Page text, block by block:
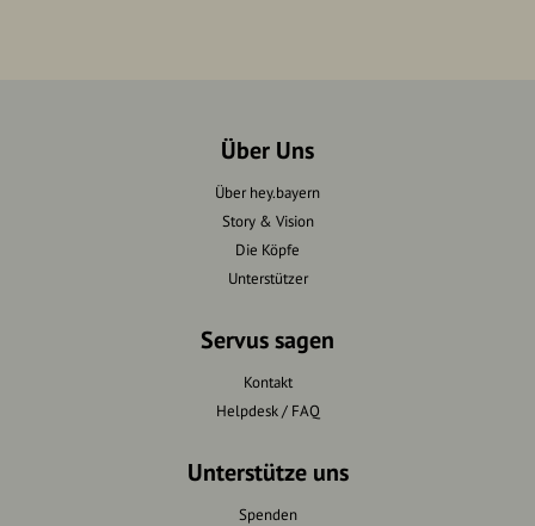
Über Uns
Über hey.bayern
Story & Vision
Die Köpfe
Unterstützer
Servus sagen
Kontakt
Helpdesk / FAQ
Unterstütze uns
Spenden